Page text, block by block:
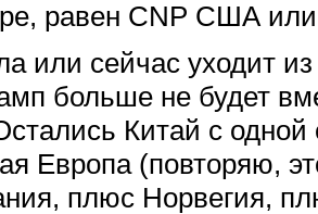
равен CNP США или
или сейчас уходит
больше не будет
Китай с одной
Европа (повторяю,
плюс Норвегия,